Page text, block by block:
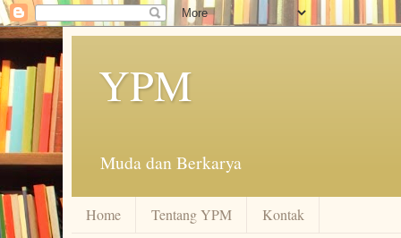
YPM
Muda dan Berkarya
Home Tentang YPM Kontak